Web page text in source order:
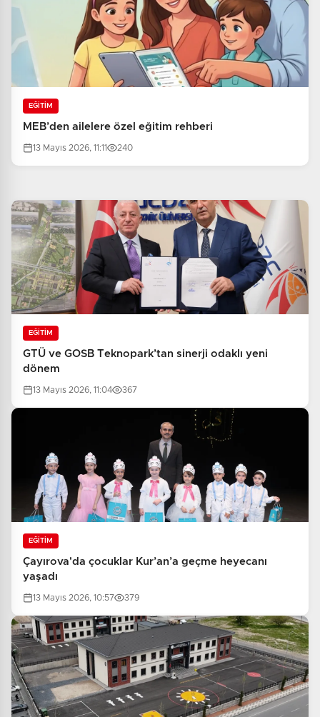
EĞİTİM
MEB’den ailelere özel eğitim rehberi
13 Mayıs 2026, 11:11 240
EĞİTİM
GTÜ ve GOSB Teknopark’tan sinerji odaklı yeni
dönem
13 Mayıs 2026, 11:04 367
EĞİTİM
Çayırova'da çocuklar Kur’an’a geçme heyecanı
yaşadı
13 Mayıs 2026, 10:57 379